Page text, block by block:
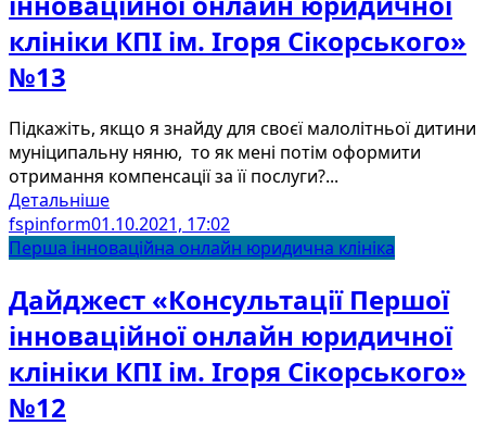
клініки КПІ ім. Ігоря Сікорського»
№13
Підкажіть, якщо я знайду для своєї малолітньої дитини
муніципальну няню, то як мені потім оформити
отримання компенсації за її послуги?...
Детальніше
fspinform01.10.2021, 17:02
Перша інноваційна онлайн юридична клініка
Дайджест «Консультації Першої
інноваційної онлайн юридичної
клініки КПІ ім. Ігоря Сікорського»
№12